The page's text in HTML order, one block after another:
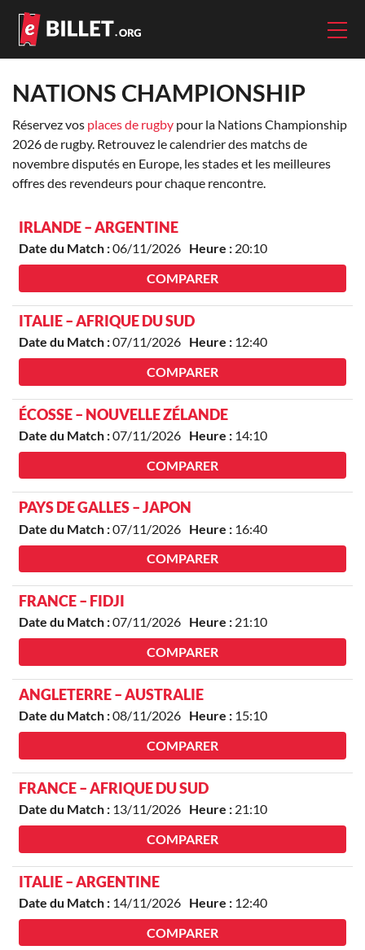
NATIONS CHAMPIONSHIP
Réservez vos places de rugby pour la Nations Championship
2026 de rugby. Retrouvez le calendrier des matchs de
novembre disputés en Europe, les stades et les meilleures
offres des revendeurs pour chaque rencontre.
IRLANDE – ARGENTINE
Date du Match :06/11/2026 Heure : 20:10
COMPARER
ITALIE – AFRIQUE DU SUD
Date du Match :07/11/2026 Heure : 12:40
COMPARER
ÉCOSSE – NOUVELLE ZÉLANDE
Date du Match :07/11/2026 Heure : 14:10
COMPARER
PAYS DE GALLES – JAPON
Date du Match :07/11/2026 Heure : 16:40
COMPARER
FRANCE – FIDJI
Date du Match :07/11/2026 Heure : 21:10
COMPARER
ANGLETERRE – AUSTRALIE
Date du Match :08/11/2026 Heure : 15:10
COMPARER
FRANCE – AFRIQUE DU SUD
Date du Match : 13/11/2026 Heure : 21:10
COMPARER
ITALIE – ARGENTINE
Date du Match : 14/11/2026 Heure : 12:40
COMPARER